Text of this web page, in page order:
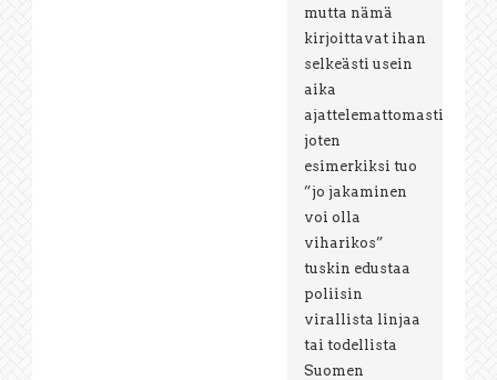
mutta nämä
kirjoittavat ihan
selkeästi usein
aika
ajattelemattomasti,
joten
esimerkiksi tuo
”jo jakaminen
voi olla
viharikos”
tuskin edustaa
poliisin
virallista linjaa
tai todellista
Suomen